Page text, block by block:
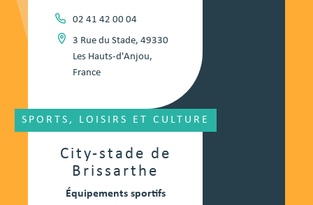
02 41 42 00 04
3 Rue du Stade, 49330
Les Hauts-d'Anjou,
France
City-stade de
Brissarthe
SPORTS, LOISIRS ET CULTURE
Équipements sportifs